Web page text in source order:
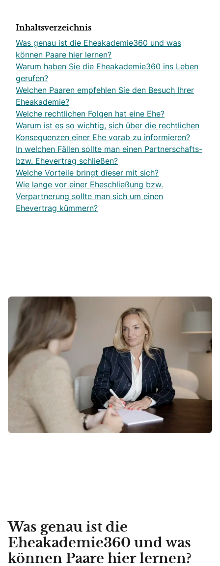
Inhaltsverzeichnis
Was genau ist die Eheakademie360 und was
können Paare hier lernen?
Warum haben Sie die Eheakademie360 ins Leben
gerufen?
Welchen Paaren empfehlen Sie den Besuch Ihrer
Eheakademie?
Welche rechtlichen Folgen hat eine Ehe?
Warum ist es so wichtig, sich über die rechtlichen
Konsequenzen einer Ehe vorab zu informieren?
In welchen Fällen sollte man einen Partnerschafts-
bzw. Ehevertrag schließen?
Welche Vorteile bringt dieser mit sich?
Wie lange vor einer Eheschließung bzw.
Verpartnerung sollte man sich um einen
Ehevertrag kümmern?
Was genau ist die
Eheakademie360 und was
können Paare hier lernen?